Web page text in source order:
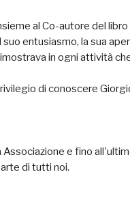
al Co-autore del libro
suo entusiasmo, la sua
in ogni attività
di conoscere
e fino
di tutti noi.